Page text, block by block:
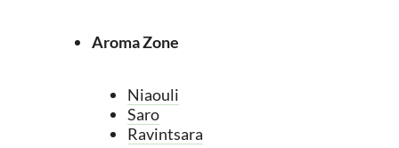
Aroma Zone
Niaouli
Saro
Ravintsara